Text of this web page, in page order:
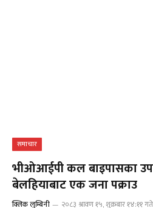
समाचार
भीओआईपी कल बाइपासका
बेलहियाबाट एक जना पक्राउ
क्लिक लुम्बिनी २०८३ श्रावण १५, शुक्रबार १४:११ गते